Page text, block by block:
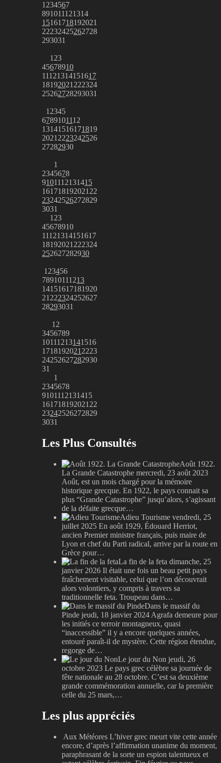
1 234567
891011121314
15161718192021
22232425262728
293031
1 23
45678910
11121314151617
18192021 222324
25262728293031
1 2345
6789101112
13141516171819
2021 2223242526
27282930
1
2345678
9101112131415
161718192021 22
23242526272829
3031
1 23
45678910
11121314151617
18192021 222324
252627282930
1 23456
78910111213
14151617181920
21 222324252627
28293031
1 2
3456789
10111213141516
1718192021 2223
24252627282930
31
1
2345678
9101112131415
161718192021 22
23242526272829
3031
Les Plus Consultés
Août 1922.
La Grande Catastrophe mercredi, 23 août 2023
Août, est un mois chargé pour la mémoire
historique grecque. En 1922, le pays connait sa
plus “Grande Catastrophe” jusqu’alors, s’agissant
de la défaite grecque…
Adieu Tourisme vendredi, 25
juillet 2025 En août 1929, Édouard Herriot,
ancien Premier ministre français, puis maire de
Lyon et chef du Parti radical, arrive par la route en
Grèce pour…
La fin de la feta dimanche, 25
janvier 2026 Il était une fois un beau petit pays
fraîchement visitable, celui que l’on découvrait
alors volontiers, y compris à travers sa
traditionnelle feta. Troupeau dans…
Dans le massif du
Pinde jeudi, 18 janvier 2024 Agrafa demeure pour
les initiés ce terroir montagneux, quasi
“inaccessible” il y a encore quelques années,
entouré paraît-il de mystère. Cette région étendue,
regorge de…
Le jour du Non jeudi, 26
octobre 2023 Le pays grec célèbre sa journée de
fête nationale au 28 octobre. C’est sa deuxième
grande commémoration annuelle, car la première
celle du 25 mars,…
Les plus appréciés
Aux Météores L’hiver grec meurt vite cette année
encore, d’après l’affirmation unanime du moment,
paraphrasant de la sorte un espion talentueux et